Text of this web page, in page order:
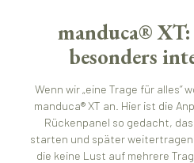
manduca®
besonders
Wenn wir „eine Trage für alles“
manduca® XT an. Hier ist die
Rückenpanel so gedacht,
starten und später weitertragen
die keine Lust auf mehrere